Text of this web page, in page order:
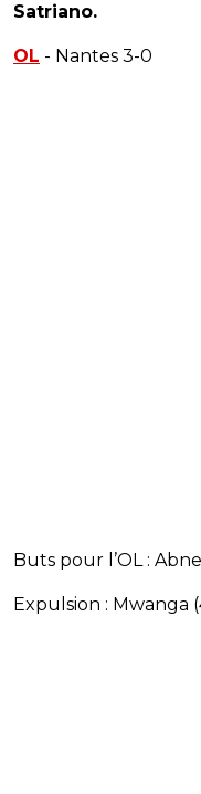
Satriano.
OL - Nantes 3-0
Buts pour l’OL :
Expulsion : Mwanga